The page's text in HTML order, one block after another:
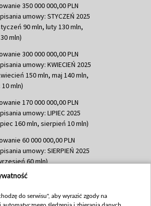
350 000 000,00 PLN
umowy: STYCZEŃ 2025
90 mln, luty 130 mln,
mln)
300 000 000,00 PLN
umowy: KWIECIEŃ 2025
150 mln, maj 140 mln,
mln)
170 000 000,00 PLN
umowy: LIPIEC 2025
160 mln, sierpień 10 mln)
60 000 000,00 PLN
umowy: SIERPIEŃ 2025
60 mln)
635 783 051,21 PLN
100 mln, październik 350
do serwisu", aby wyrazić zgody na